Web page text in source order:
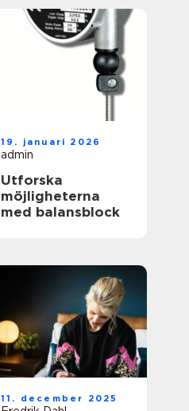
19. januari 2026
admin
Utforska
möjligheterna
med balansblock
11. december 2025